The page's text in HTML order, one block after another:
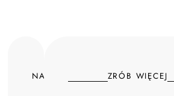
NA POCZĄTEK ZRÓB WIĘCEJ